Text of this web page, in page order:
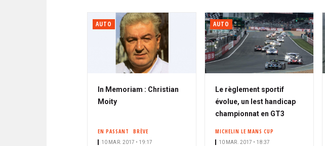
AUTO
In Memoriam : Christian
Moity
EN PASSANT BRÈVE
10 MAR. 2017 • 19:17
AUTO
Le règlement sportif
évolue, un lest handicap
championnat en GT3
MICHELIN LE MANS CUP
10 MAR. 2017 • 18:37